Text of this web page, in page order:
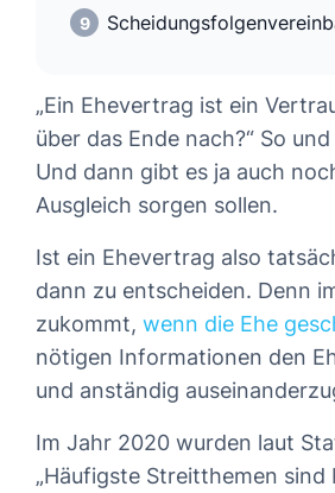
„Ein Ehevertrag ist ein
über das Ende nach?“ So
Und dann gibt es ja auch
Ausgleich sorgen sollen.
Ist ein Ehevertrag also
dann zu entscheiden. Denn
zukommt, wenn die Ehe
nötigen Informationen den
und anständig
Im Jahr 2020 wurden laut
„Häufigste Streitthemen sind